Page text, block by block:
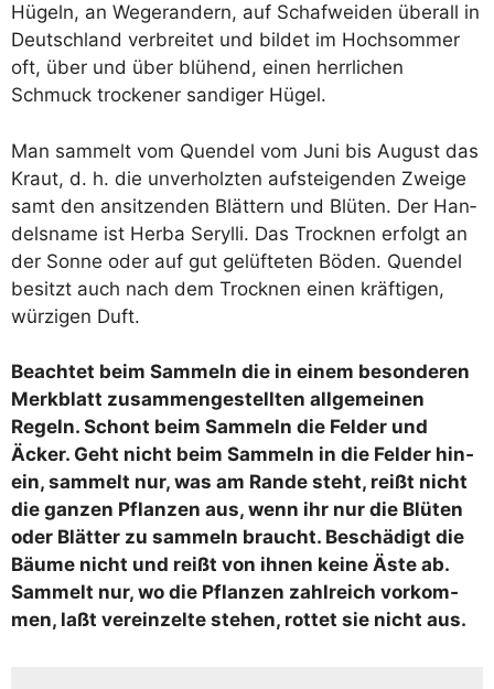
Hügeln, an Wegeran­dern, auf Schaf­wei­den über­all in
Deutsch­land ver­brei­tet und bil­det im Hoch­som­mer
oft, über und über blü­hend, einen herr­li­chen
Schmuck tro­cke­ner san­di­ger Hügel.
Man sam­melt vom Quen­del vom Juni bis August das
Kraut, d. h. die unver­holz­ten auf­stei­gen­den Zwei­ge
samt den ansit­zen­den Blät­tern und Blü­ten. Der Han­
dels­na­me ist Her­ba Seryl­li. Das Trock­nen erfolgt an
der Son­ne oder auf gut gelüf­te­ten Böden. Quen­del
besitzt auch nach dem Trock­nen einen kräf­ti­gen,
wür­zi­gen Duft.
Beach­tet beim Sam­meln die in einem beson­de­ren
Merk­blatt zusam­men­ge­stell­ten all­ge­mei­nen
Regeln. Schont beim Sam­meln die Fel­der und
Äcker. Geht nicht beim Sam­meln in die Fel­der hin­
ein, sam­melt nur, was am Ran­de steht, reißt nicht
die gan­zen Pflan­zen aus, wenn ihr nur die Blü­ten
oder Blät­ter zu sam­meln braucht. Beschä­digt die
Bäu­me nicht und reißt von ihnen kei­ne Äste ab.
Sam­melt nur, wo die Pflan­zen zahl­reich vor­kom­
men, laßt ver­ein­zel­te ste­hen, rot­tet sie nicht aus.